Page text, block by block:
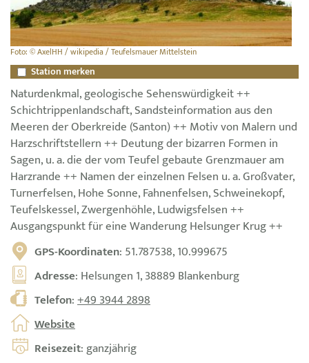
Foto: © AxelHH / wikipedia / Teufelsmauer Mittelstein
Station merken
Naturdenkmal, geologische Sehenswürdigkeit ++
Schichtrippenlandschaft, Sandsteinformation aus den
Meeren der Oberkreide (Santon) ++ Motiv von Malern und
Harzschriftstellern ++ Deutung der bizarren Formen in
Sagen, u. a. die der vom Teufel gebaute Grenzmauer am
Harzrande ++ Namen der einzelnen Felsen u. a. Großvater,
Turnerfelsen, Hohe Sonne, Fahnenfelsen, Schweinekopf,
Teufelskessel, Zwergenhöhle, Ludwigsfelsen ++
Ausgangspunkt für eine Wanderung Helsunger Krug ++
GPS-Koordinaten: 51.787538, 10.999675
Adresse: Helsungen 1, 38889 Blankenburg
Telefon:+49 3944 2898
Website
Reisezeit: ganzjährig